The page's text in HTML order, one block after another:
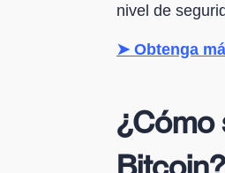
nivel de
➤ Obtenga
¿Cómo
Bitcoin?